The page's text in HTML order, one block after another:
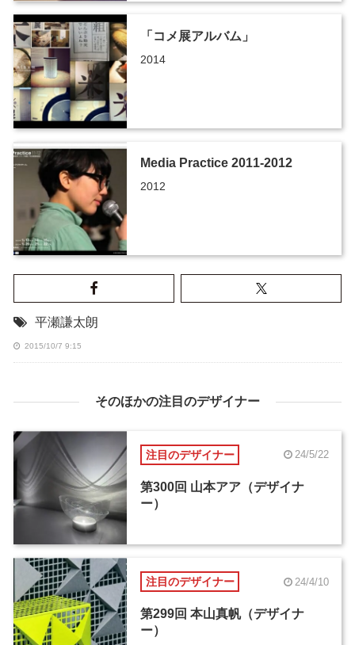
「コメ展アルバム」
2014
Media Practice 2011-2012
2012
平瀬謙太朗
2015/10/7 9:15
そのほかの注目のデザイナー
注目のデザイナー 24/5/22
第300回 山本アア（デザイナ
ー）
注目のデザイナー 24/4/10
第299回 本山真帆（デザイナ
ー）